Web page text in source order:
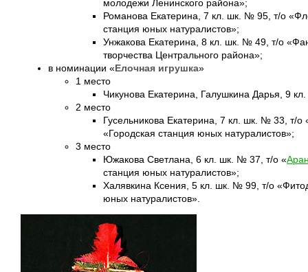
молодежи Ленинского района»;
Романова Екатерина, 7 кл. шк. № 95, т/о
станция юных натуралистов»;
Унжакова Екатерина, 8 кл. шк. № 49, т/о
творчества Центрального района»;
в номинации « Елочная игрушка»
1 место
Чикунова Екатерина, Галушкина Дарья, 9
2 место
Гусельникова Екатерина, 7 кл. шк. № 33, т/о
«Городская станция юных натуралистов»;
3 место
Южакова Светлана, 6 кл. шк. № 37, т/о «
станция юных натуралистов»;
Халявкина Ксения, 5 кл. шк. № 99, т/о
юных натуралистов».